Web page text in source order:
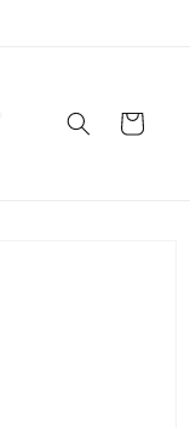
Winkelwagen